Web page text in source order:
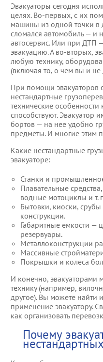
Эвакуаторы сегодня
целях. Во-первых, с их
машины из одной точки в
сломался автомобиль — и
автосервис. Или при ДТП
эвакуацию. А во-вторых,
любую технику,
(включая то, о чем вы и не
При помощи эвакуаторов
нестандартные
технические
способствуют. Эвакуатор
бортов — на нее удобно
предметы. И многие этим
Какие нестандартные
эвакуаторе:
Станки и
Плавательные
водные мотоциклы и т.
Бытовки, киоски,
конструкции.
Габаритные емкости —
резервуары.
Металлоконструкции
Массивные
Покрышки и колеса
И конечно, эвакуаторами
технику (например,
другое). Вы можете найти
применение эвакуатору.
как организовать
Почему